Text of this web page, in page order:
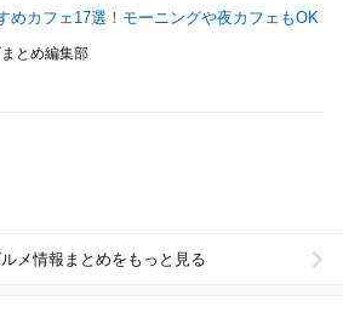
めカフェ17選！モーニングや夜カフェもOK
とめ編集部
メ情報まとめをもっと見る